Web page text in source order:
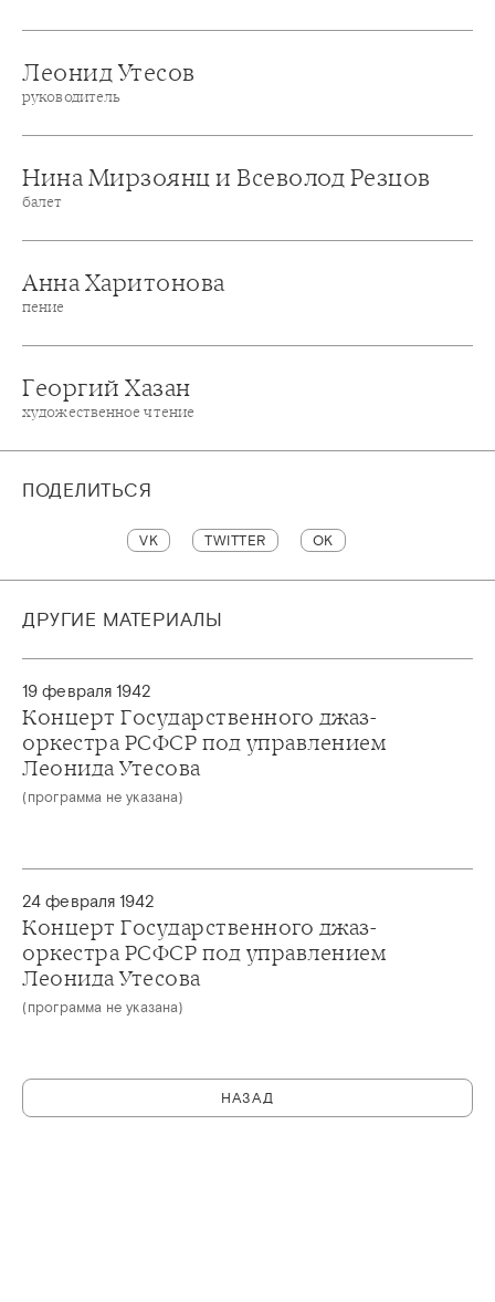
Леонид Утесов
руководитель
Нина Мирзоянц и Всеволод Резцов
балет
Анна Харитонова
пение
Георгий Хазан
художественное чтение
ПОДЕЛИТЬСЯ
VK TWITTER OK
ДРУГИЕ МАТЕРИАЛЫ
19 февраля 1942
Концерт Государственного джаз-
оркестра РСФСР под управлением
Леонида Утесова
(программа не указана)
24 февраля 1942
Концерт Государственного джаз-
оркестра РСФСР под управлением
Леонида Утесова
(программа не указана)
НАЗАД